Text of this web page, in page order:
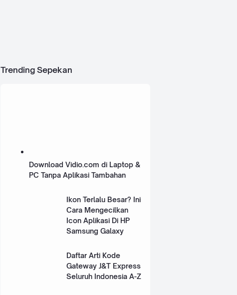
Trending Sepekan
Download Vidio.com di Laptop &
PC Tanpa Aplikasi Tambahan
Ikon Terlalu Besar? Ini
Cara Mengecilkan
Icon Aplikasi Di HP
Samsung Galaxy
Daftar Arti Kode
Gateway J&T Express
Seluruh Indonesia A-Z